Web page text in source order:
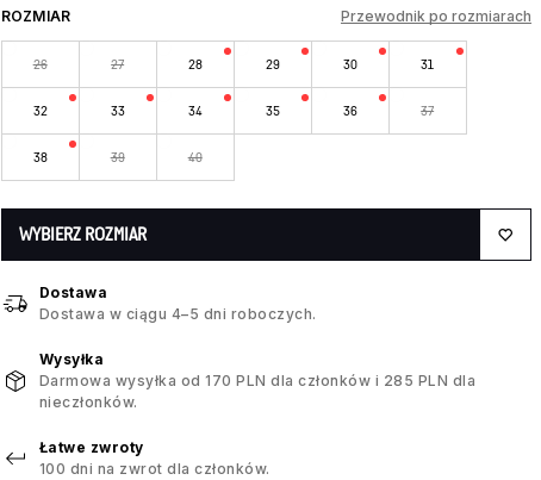
ROZMIAR Przewodnik po rozmiarach
26 27 28 29 30 31
32 33 34 35 36 37
38 39 40
WYBIERZ ROZMIAR
Dostawa
Dostawa w ciągu 4–5 dni roboczych.
Wysyłka
Darmowa wysyłka od 170 PLN dla członków i 285 PLN dla
nieczłonków.
Łatwe zwroty
100 dni na zwrot dla członków.